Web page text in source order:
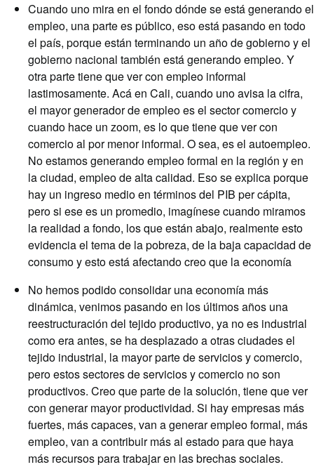
Cuando uno mira en el fondo dónde se está generando el
empleo, una parte es público, eso está pasando en todo
el país, porque están terminando un año de gobierno y el
gobierno nacional también está generando empleo. Y
otra parte tiene que ver con empleo informal
lastimosamente. Acá en Cali, cuando uno avisa la cifra,
el mayor generador de empleo es el sector comercio y
cuando hace un zoom, es lo que tiene que ver con
comercio al por menor informal. O sea, es el autoempleo.
No estamos generando empleo formal en la región y en
la ciudad, empleo de alta calidad. Eso se explica porque
hay un ingreso medio en términos del PIB per cápita,
pero si ese es un promedio, imagínese cuando miramos
la realidad a fondo, los que están abajo, realmente esto
evidencia el tema de la pobreza, de la baja capacidad de
consumo y esto está afectando creo que la economía
No hemos podido consolidar una economía más
dinámica, venimos pasando en los últimos años una
reestructuración del tejido productivo, ya no es industrial
como era antes, se ha desplazado a otras ciudades el
tejido industrial, la mayor parte de servicios y comercio,
pero estos sectores de servicios y comercio no son
productivos. Creo que parte de la solución, tiene que ver
con generar mayor productividad. Si hay empresas más
fuertes, más capaces, van a generar empleo formal, más
empleo, van a contribuir más al estado para que haya
más recursos para trabajar en las brechas sociales.